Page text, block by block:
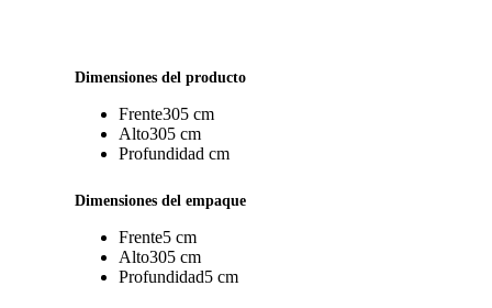
Dimensiones del producto
Frente305 cm
Alto305 cm
Profundidad cm
Dimensiones del empaque
Frente5 cm
Alto305 cm
Profundidad5 cm